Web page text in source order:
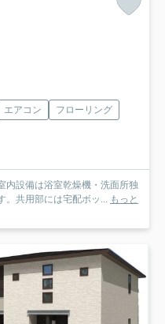
エアコン
フローリング
内設備は浴室乾燥機・洗面所独
。共用部には宅配ボッ... もっと